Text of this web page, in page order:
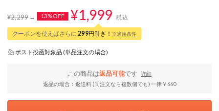
¥2,299 13%OFF ¥1,999 税込
クーポンを使えばさらに 299円引き！ ※適用条件
ポスト投函対象品 (単品注文の場合)
この商品は返品可能です
詳細
返品の場合：返送料 (同注文なら複数個でも) 一律￥660